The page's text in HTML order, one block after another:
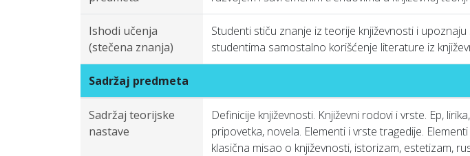
Ishodi učenja
(stečena znanja)
Studenti stiču znanje iz teorije književnosti i
studentima samostalno korišćenje literature iz
Sadržaj predmeta
Sadržaj teorijske
nastave
Definicije književnosti. Književni rodovi i vrste. Ep,
pripovetka, novela. Elementi i vrste tragedije.
klasična misao o književnosti, istorizam, estetizam,